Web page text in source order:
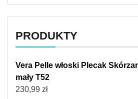
PRODUKTY
Vera Pelle włoski Plecak
mały T52
230,99 zł